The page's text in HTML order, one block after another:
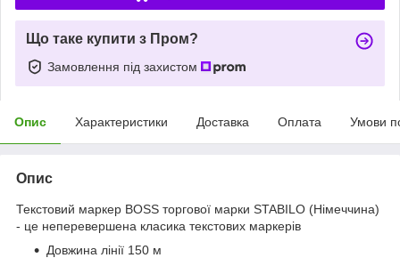
Що таке купити з Пром?
Замовлення під захистом
Опис Характеристики Доставка Оплата Умови
Опис
Текстовий маркер BOSS торгової марки STABILO (Німеччина)
- це неперевершена класика текстових маркерів
Довжина лінії 150 м